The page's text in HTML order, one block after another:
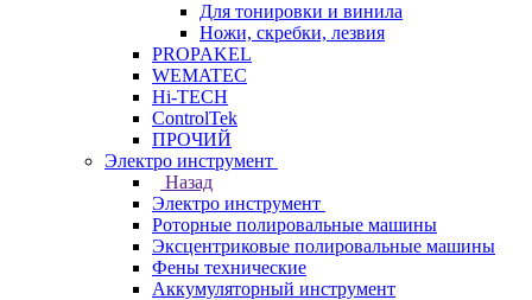
Для тонировки и винила
Ножи, скребки, лезвия
PROPAKEL
WEMATEC
Hi-TECH
ControlTek
ПРОЧИЙ
Электро инструмент
Назад
Электро инструмент
Роторные полировальные машины
Эксцентриковые полировальные машины
Фены технические
Аккумуляторный инструмент